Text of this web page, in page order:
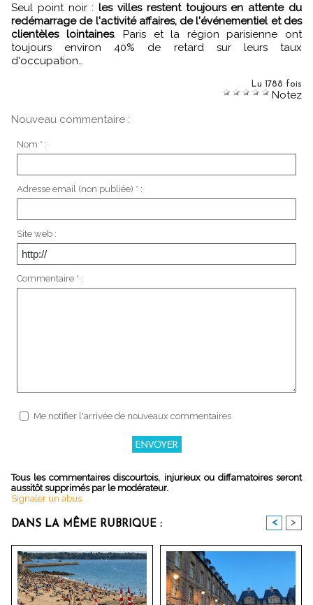
Seul point noir :les villes restent toujours en attente du
redémarrage de l'activité affaires, de l'événementiel et des
clientèles lointaines. Paris et la région parisienne ont
toujours environ 40% de retard sur leurs taux
d'occupation…
Lu 1788 fois
Notez
Nouveau commentaire :
Nom * :
Adresse email (non publiée) * :
Site web :
Commentaire * :
Me notifier l'arrivée de nouveaux commentaires
Tous les commentaires discourtois, injurieux ou diffamatoires seront
aussitôt supprimés par le modérateur.
Signaler un abus
DANS LA MÊME RUBRIQUE : < >